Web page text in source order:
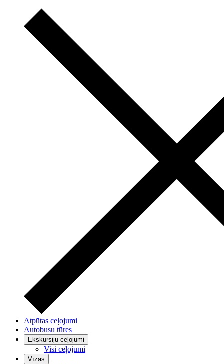
Atpūtas ceļojumi
Autobusu tūres
Ekskursiju ceļojumi
Visi ceļojumi
Vīzas